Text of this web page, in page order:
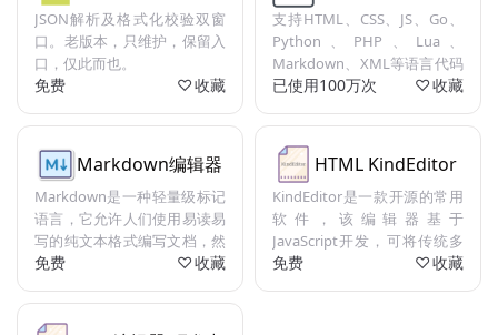
JSON解析及格式化校验双窗
口。老版本，只维护，保留入
口，仅此而也。
免费 收藏
支持HTML、CSS、JS、Go、
Python、PHP、Lua、
Markdown、XML等语言代码
高亮。
已使用100万次 收藏
Markdown编辑器
Markdown是一种轻量级标记
语言，它允许人们使用易读易
写的纯文本格式编写文档，然
后转换成有效的HTML文档。
免费 收藏
HTML KindEditor
KindEditor是一款开源的常用
软件，该编辑器基于
JavaScript开发，可将传统多
行文本输入框转换为可视化富
免费 收藏